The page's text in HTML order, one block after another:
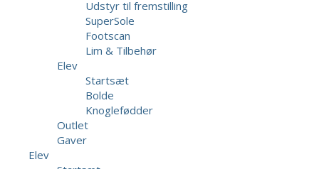
Udstyr til fremstilling
SuperSole
Footscan
Lim & Tilbehør
Elev
Startsæt
Bolde
Knoglefødder
Outlet
Gaver
Elev